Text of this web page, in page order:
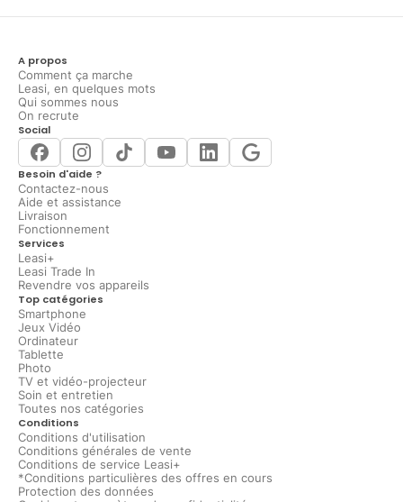
A propos
Comment ça marche
Leasi, en quelques mots
Qui sommes nous
On recrute
Social
Besoin d'aide ?
Contactez-nous
Aide et assistance
Livraison
Fonctionnement
Services
Leasi+
Leasi Trade In
Revendre vos appareils
Top catégories
Smartphone
Jeux Vidéo
Ordinateur
Tablette
Photo
TV et vidéo-projecteur
Soin et entretien
Toutes nos catégories
Conditions
Conditions d'utilisation
Conditions générales de vente
Conditions de service Leasi+
*Conditions particulières des offres en cours
Protection des données